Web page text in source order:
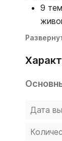
9
Дата